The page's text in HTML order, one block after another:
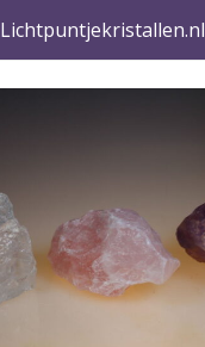
Lichtpuntjekristallen.nl